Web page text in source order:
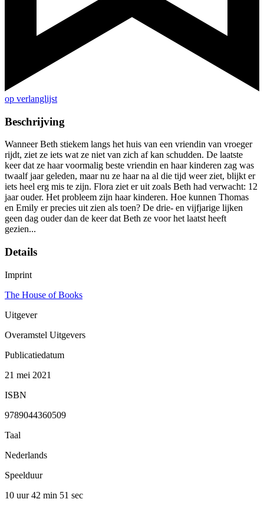
op verlanglijst
Beschrijving
Wanneer Beth stiekem langs het huis van een vriendin van vroeger
rijdt, ziet ze iets wat ze niet van zich af kan schudden. De laatste
keer dat ze haar voormalig beste vriendin en haar kinderen zag was
twaalf jaar geleden, maar nu ze haar na al die tijd weer ziet, blijkt er
iets heel erg mis te zijn. Flora ziet er uit zoals Beth had verwacht: 12
jaar ouder. Het probleem zijn haar kinderen. Hoe kunnen Thomas
en Emily er precies uit zien als toen? De drie- en vijfjarige lijken
geen dag ouder dan de keer dat Beth ze voor het laatst heeft
gezien...
Details
Imprint
The House of Books
Uitgever
Overamstel Uitgevers
Publicatiedatum
21 mei 2021
ISBN
9789044360509
Taal
Nederlands
Speelduur
10 uur 42 min 51 sec